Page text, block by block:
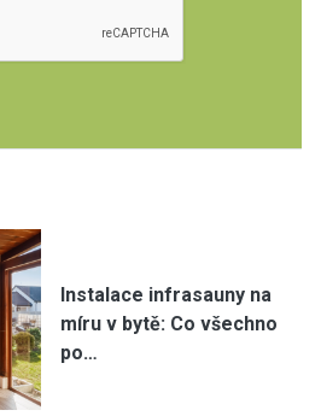
Instalace infrasauny na
míru v bytě: Co všechno
po…